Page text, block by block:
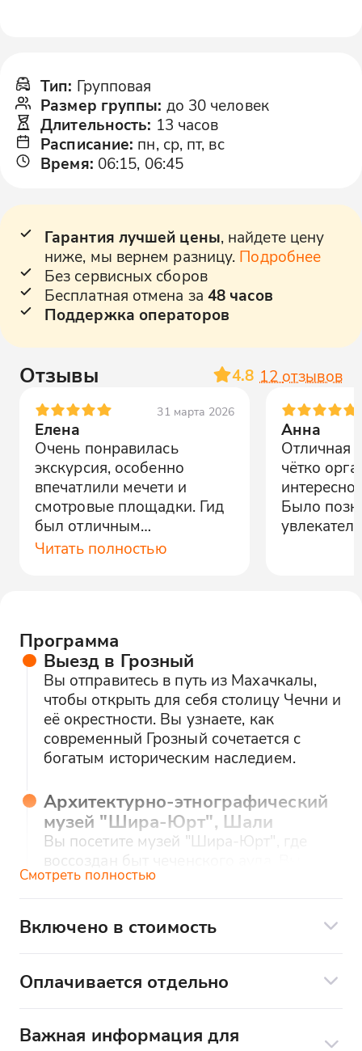
Тип: Групповая
Размер группы: до 30 человек
Длительность: 13 часов
Расписание: пн, ср, пт, вс
Время: 06:15, 06:45
Гарантия лучшей цены, найдете цену
ниже, мы вернем разницу. Подробнее
Без сервисных сборов
Бесплатная отмена за 48 часов
Поддержка операторов
Отзывы 4.8 12 отзывов
31 марта 2026
Елена
Очень понравилась
экскурсия, особенно
впечатлили мечети и
смотровые площадки. Гид
был отличным
рассказчиком.
Читать полностью
Анна
Отличная
чётко
интересно
Было
Программа
Выезд в Грозный
Вы отправитесь в путь из Махачкалы,
чтобы открыть для себя столицу Чечни и
её окрестности. Вы узнаете, как
современный Грозный сочетается с
богатым историческим наследием.
Архитектурно-этнографический
музей "Шира-Юрт", Шали
Вы посетите музей "Шира-Юрт", где
воссоздан быт чеченского аула. Вы
узнаете, как жили, трудились и хранили
Вы увидите одну из крупнейших
почему её называют жемчужиной
Смотреть полностью
Включено в стоимость
Комфортабельный транспорт
Оплачивается отдельно
Еда и напитки во время экскурсии
Важная информация для